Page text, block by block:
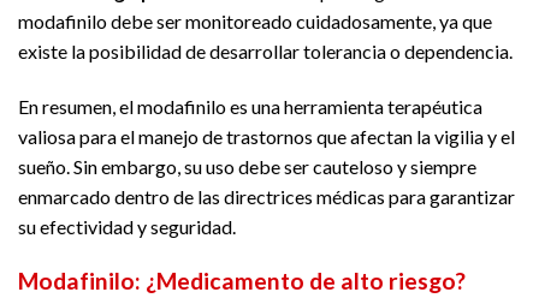
modafinilo debe ser monitoreado cuidadosamente, ya que
existe la posibilidad de desarrollar tolerancia o dependencia.
En resumen, el modafinilo es una herramienta terapéutica
valiosa para el manejo de trastornos que afectan la vigilia y el
sueño. Sin embargo, su uso debe ser cauteloso y siempre
enmarcado dentro de las directrices médicas para garantizar
su efectividad y seguridad.
Modafinilo: ¿Medicamento de alto riesgo?